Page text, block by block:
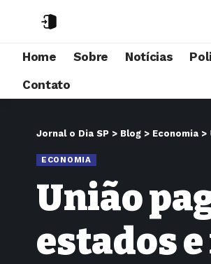
Home Sobre Notícias
Contato
Jornal o Dia SP > Blog > Economia >
ECONOMIA
União
estados